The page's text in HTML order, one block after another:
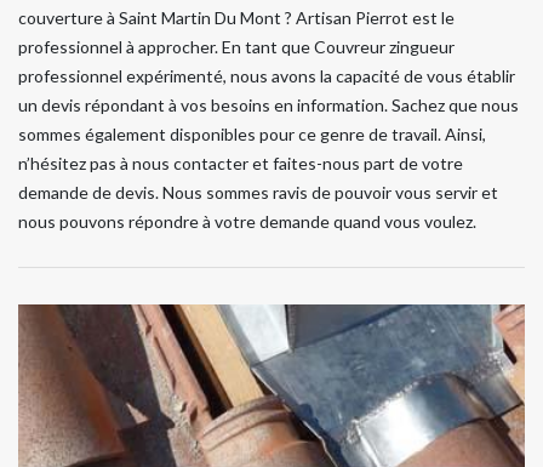
couverture à Saint Martin Du Mont ? Artisan Pierrot est le
professionnel à approcher. En tant que Couvreur zingueur
professionnel expérimenté, nous avons la capacité de vous établir
un devis répondant à vos besoins en information. Sachez que nous
sommes également disponibles pour ce genre de travail. Ainsi,
n’hésitez pas à nous contacter et faites-nous part de votre
demande de devis. Nous sommes ravis de pouvoir vous servir et
nous pouvons répondre à votre demande quand vous voulez.